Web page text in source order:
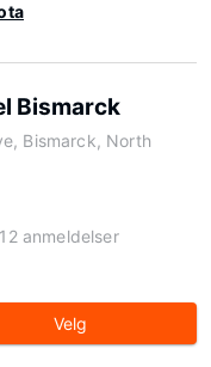
Bismarck
Bismarck, North
anmeldelser
Velg